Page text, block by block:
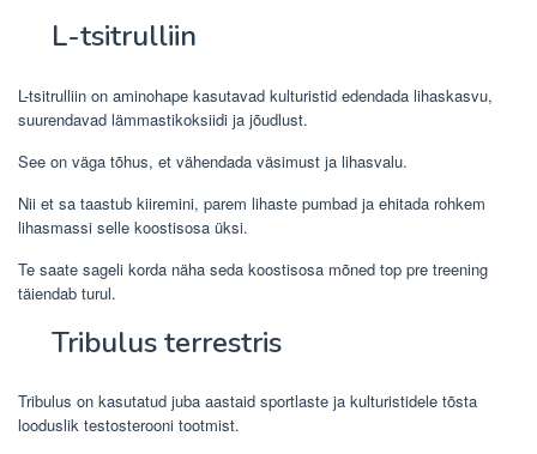
L-tsitrulliin
L-tsitrulliin on aminohape kasutavad kulturistid edendada lihaskasvu,
suurendavad lämmastikoksiidi ja jõudlust.
See on väga tõhus, et vähendada väsimust ja lihasvalu.
Nii et sa taastub kiiremini, parem lihaste pumbad ja ehitada rohkem
lihasmassi selle koostisosa üksi.
Te saate sageli korda näha seda koostisosa mõned top pre treening
täiendab turul.
Tribulus terrestris
Tribulus on kasutatud juba aastaid sportlaste ja kulturistidele tõsta
looduslik testosterooni tootmist.